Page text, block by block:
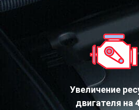
Увеличение
двигателя на